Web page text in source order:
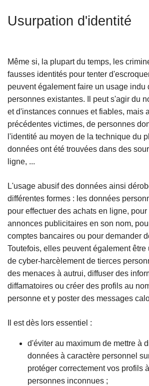
Usurpation d'identité
Même si, la plupart du temps, les
fausses identités pour tenter
peuvent également faire un usage indu
personnes existantes. Il peut s'agir du
et d'instances connues et fiables, mais
précédentes victimes, de personnes
l'identité au moyen de la technique du
données ont été trouvées dans des
ligne, ...
L'usage abusif des données ainsi
différentes formes : les données
pour effectuer des achats en ligne,
annonces publicitaires en son nom,
comptes bancaires ou pour demander
Toutefois, elles peuvent également
de cyber-harcèlement de tierces
des menaces à autrui, diffuser des
diffamatoires ou créer des profils au
personne et y poster des messages
Il est dès lors essentiel :
d'éviter au maximum de mettre à
données à caractère personnel
protéger correctement vos profils
personnes inconnues ;